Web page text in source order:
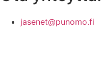
jasenet@punomo.fi